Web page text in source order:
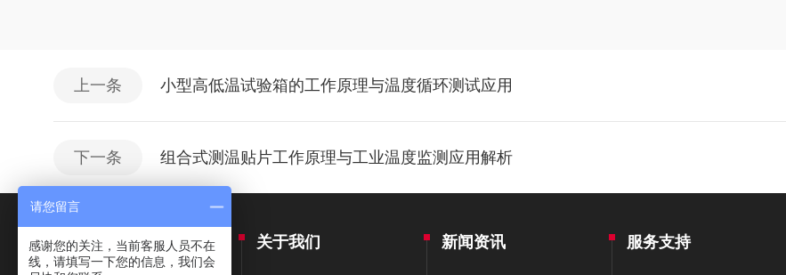
上一条 小型高低温试验箱的工作原理与温度循环测试应用
下一条 组合式测温贴片工作原理与工业温度监测应用解析
产品中心 关于我们 新闻资讯 服务支持
请您留言
感谢您的关注，当前客服人员不在
线，请填写一下您的信息，我们会